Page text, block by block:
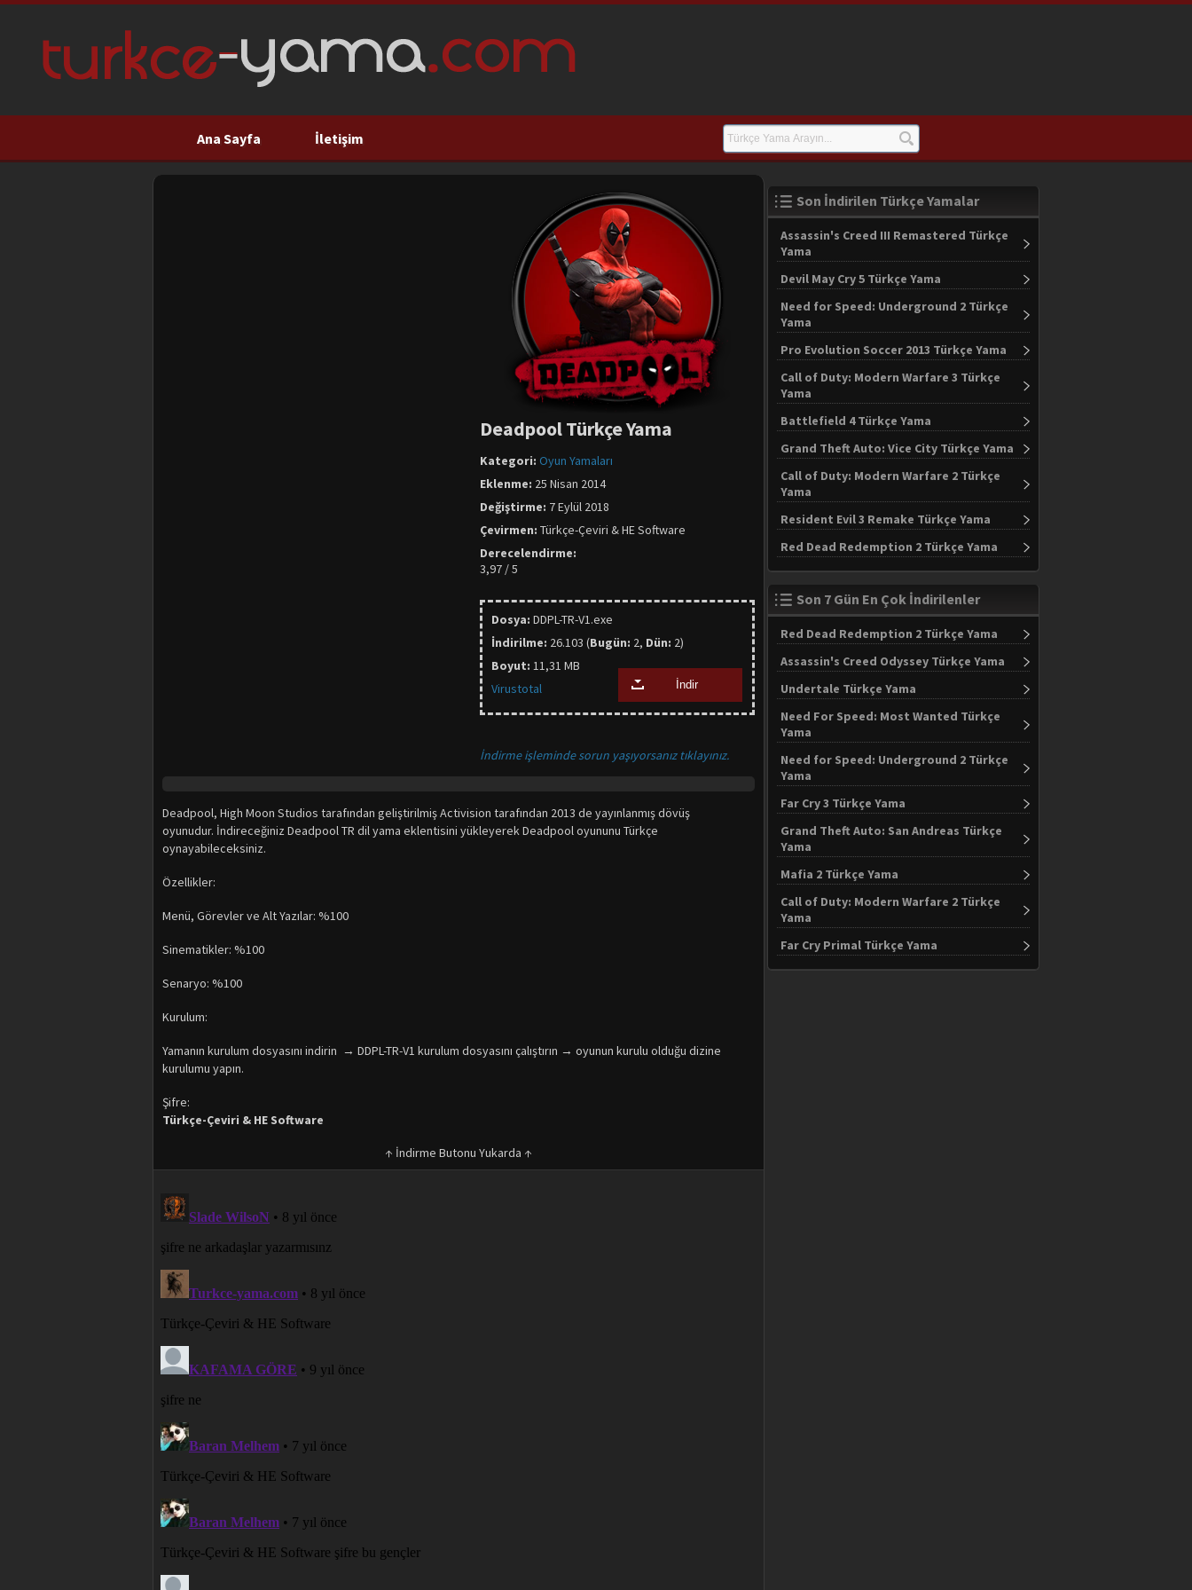
Ana Sayfa İletişim
Deadpool Türkçe Yama
Kategori: Oyun Yamaları
Eklenme: 25 Nisan 2014
Değiştirme: 7 Eylül 2018
Çevirmen: Türkçe-Çeviri & HE Software
Derecelendirme:
3,97 / 5
Dosya: DDPL-TR-V1.exe
İndirilme: 26.103 (Bugün: 2, Dün: 2)
Boyut: 11,31 MB
Virustotal
İndir
İndirme işleminde sorun yaşıyorsanız tıklayınız.
Deadpool, High Moon Studios tarafından geliştirilmiş Activision tarafından 2013 de yayınlanmış dövüş
oyunudur. İndireceğiniz Deadpool TR dil yama eklentisini yükleyerek Deadpool oyununu Türkçe
oynayabileceksiniz.
Özellikler:
Menü, Görevler ve Alt Yazılar: %100
Sinematikler: %100
Senaryo: %100
Kurulum:
Yamanın kurulum dosyasını indirin → DDPL-TR-V1 kurulum dosyasını çalıştırın → oyunun kurulu olduğu dizine
kurulumu yapın.
Şifre:
Türkçe-Çeviri & HE Software
↑ İndirme Butonu Yukarda ↑
Son İndirilen Türkçe Yamalar
Assassin's Creed III Remastered Türkçe
Yama
Devil May Cry 5 Türkçe Yama
Need for Speed: Underground 2 Türkçe
Yama
Pro Evolution Soccer 2013 Türkçe Yama
Call of Duty: Modern Warfare 3 Türkçe
Yama
Battlefield 4 Türkçe Yama
Grand Theft Auto: Vice City Türkçe Yama
Call of Duty: Modern Warfare 2 Türkçe
Yama
Resident Evil 3 Remake Türkçe Yama
Red Dead Redemption 2 Türkçe Yama
Son 7 Gün En Çok İndirilenler
Red Dead Redemption 2 Türkçe Yama
Assassin's Creed Odyssey Türkçe Yama
Undertale Türkçe Yama
Need For Speed: Most Wanted Türkçe
Yama
Need for Speed: Underground 2 Türkçe
Yama
Far Cry 3 Türkçe Yama
Grand Theft Auto: San Andreas Türkçe
Yama
Mafia 2 Türkçe Yama
Call of Duty: Modern Warfare 2 Türkçe
Yama
Far Cry Primal Türkçe Yama